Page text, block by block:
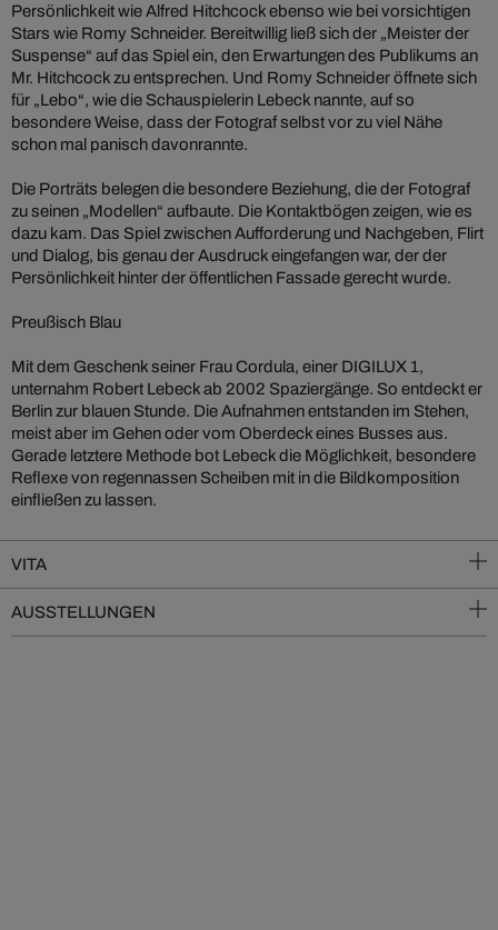
Persönlichkeit wie Alfred Hitchcock ebenso wie bei vorsichtigen
Stars wie Romy Schneider. Bereitwillig ließ sich der „Meister der
Suspense“ auf das Spiel ein, den Erwartungen des Publikums an
Mr. Hitchcock zu entsprechen. Und Romy Schneider öffnete sich
für „Lebo“, wie die Schauspielerin Lebeck nannte, auf so
besondere Weise, dass der Fotograf selbst vor zu viel Nähe
schon mal panisch davonrannte.
Die Porträts belegen die besondere Beziehung, die der Fotograf
zu seinen „Modellen“ aufbaute. Die Kontaktbögen zeigen, wie es
dazu kam. Das Spiel zwischen Aufforderung und Nachgeben, Flirt
und Dialog, bis genau der Ausdruck eingefangen war, der der
Persönlichkeit hinter der öffentlichen Fassade gerecht wurde.
Preußisch Blau
Mit dem Geschenk seiner Frau Cordula, einer DIGILUX 1,
unternahm Robert Lebeck ab 2002 Spaziergänge. So entdeckt er
Berlin zur blauen Stunde. Die Aufnahmen entstanden im Stehen,
meist aber im Gehen oder vom Oberdeck eines Busses aus.
Gerade letztere Methode bot Lebeck die Möglichkeit, besondere
Reflexe von regennassen Scheiben mit in die Bildkomposition
einfließen zu lassen.
VITA
AUSSTELLUNGEN